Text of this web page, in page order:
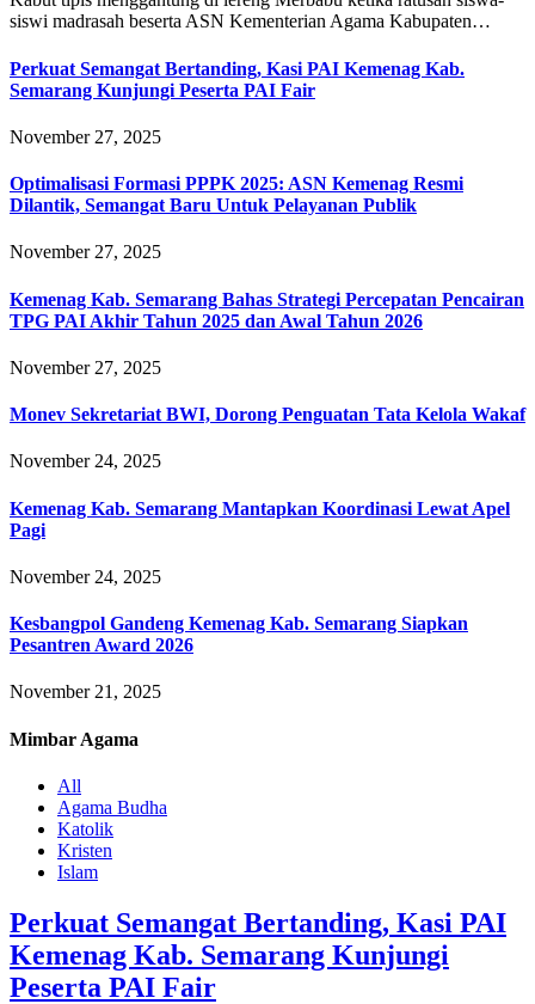
siswi madrasah beserta ASN Kementerian Agama Kabupaten…
Perkuat Semangat Bertanding, Kasi PAI Kemenag Kab.
Semarang Kunjungi Peserta PAI Fair
November 27, 2025
Optimalisasi Formasi PPPK 2025: ASN Kemenag Resmi
Dilantik, Semangat Baru Untuk Pelayanan Publik
November 27, 2025
Kemenag Kab. Semarang Bahas Strategi Percepatan Pencairan
TPG PAI Akhir Tahun 2025 dan Awal Tahun 2026
November 27, 2025
Monev Sekretariat BWI, Dorong Penguatan Tata Kelola Wakaf
November 24, 2025
Kemenag Kab. Semarang Mantapkan Koordinasi Lewat Apel
Pagi
November 24, 2025
Kesbangpol Gandeng Kemenag Kab. Semarang Siapkan
Pesantren Award 2026
November 21, 2025
Mimbar Agama
All
Agama Budha
Katolik
Kristen
Islam
Perkuat Semangat Bertanding, Kasi PAI
Kemenag Kab. Semarang Kunjungi
Peserta PAI Fair